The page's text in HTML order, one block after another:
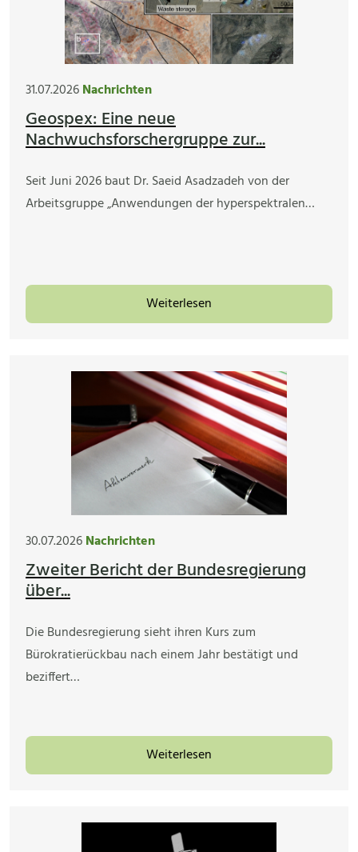
31.07.2026Nachrichten
Geospex: Eine neue
Nachwuchsforschergruppe zur...
Seit Juni 2026 baut Dr. Saeid Asadzadeh von der
Arbeitsgruppe „Anwendungen der hyperspektralen…
Weiterlesen
30.07.2026Nachrichten
Zweiter Bericht der Bundesregierung
über...
Die Bundesregierung sieht ihren Kurs zum
Bürokratierückbau nach einem Jahr bestätigt und
beziffert…
Weiterlesen